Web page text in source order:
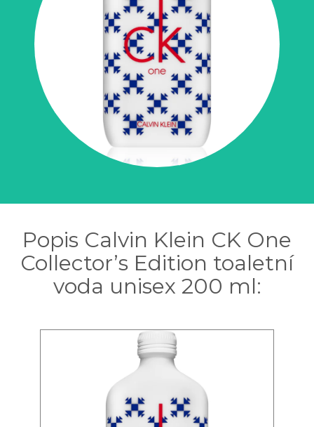
Popis Calvin Klein CK One
Collector’s Edition toaletní
voda unisex 200 ml: